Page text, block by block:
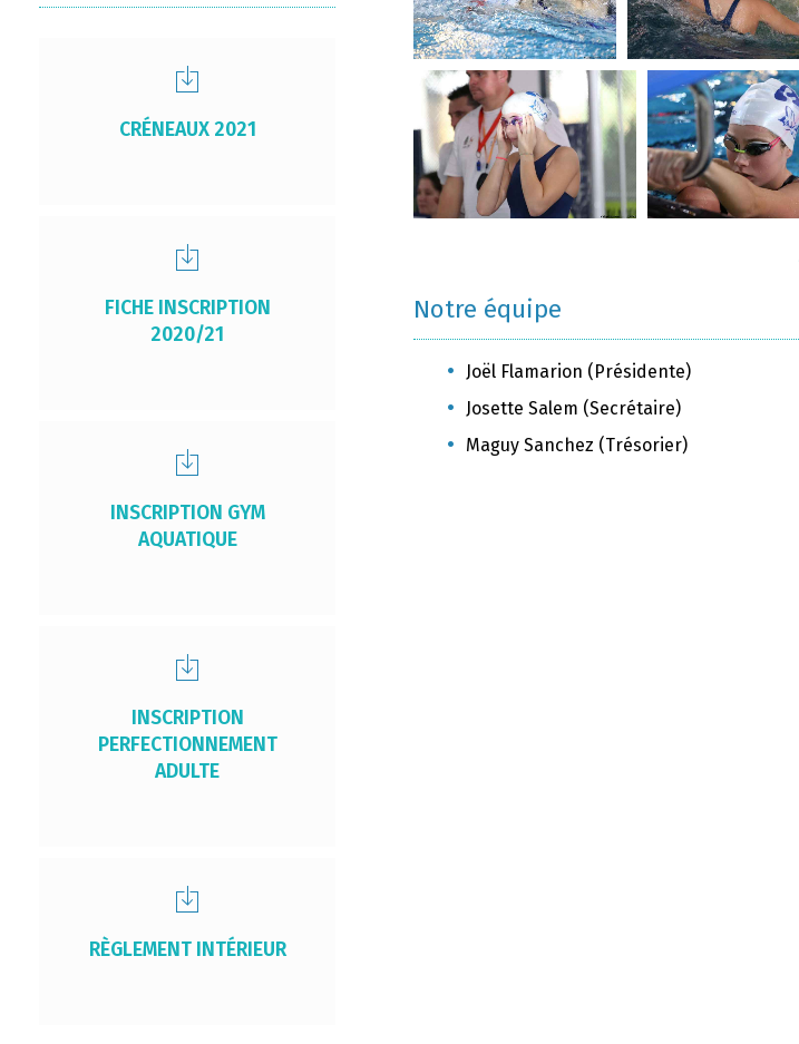
CRÉNEAUX 2021
FICHE INSCRIPTION
2020/21
INSCRIPTION GYM
AQUATIQUE
INSCRIPTION
PERFECTIONNEMENT
ADULTE
RÈGLEMENT INTÉRIEUR
Notre équipe
Joël Flamarion (Présidente)
Josette Salem (Secrétaire)
Maguy Sanchez (Trésorier)